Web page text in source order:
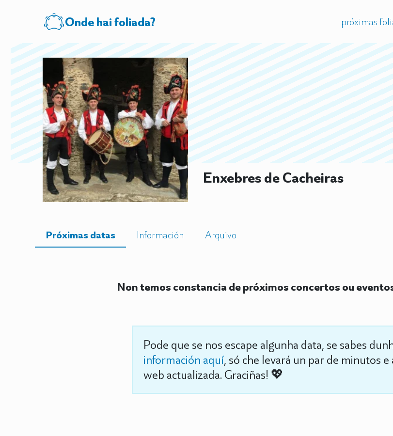
Onde hai foliada? próximas
Enxebres de Cacheiras
Próximas datas Información Arquivo
Non temos constancia de próximos concertos ou
Pode que se nos escape algunha data, se sabes
información aquí, só che levará un par de minutos
web actualizada. Graciñas! 💖